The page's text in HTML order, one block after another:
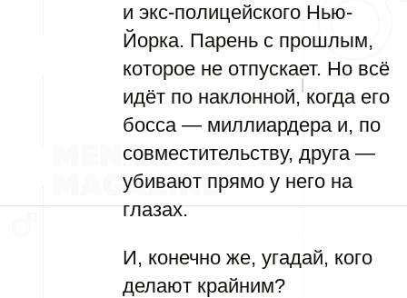
и экс-полицейского Нью-
Йорка. Парень с прошлым,
которое не отпускает. Но всё
идёт по наклонной, когда его
босса — миллиардера и, по
совместительству, друга —
убивают прямо у него на
глазах.
И, конечно же, угадай, кого
делают крайним?